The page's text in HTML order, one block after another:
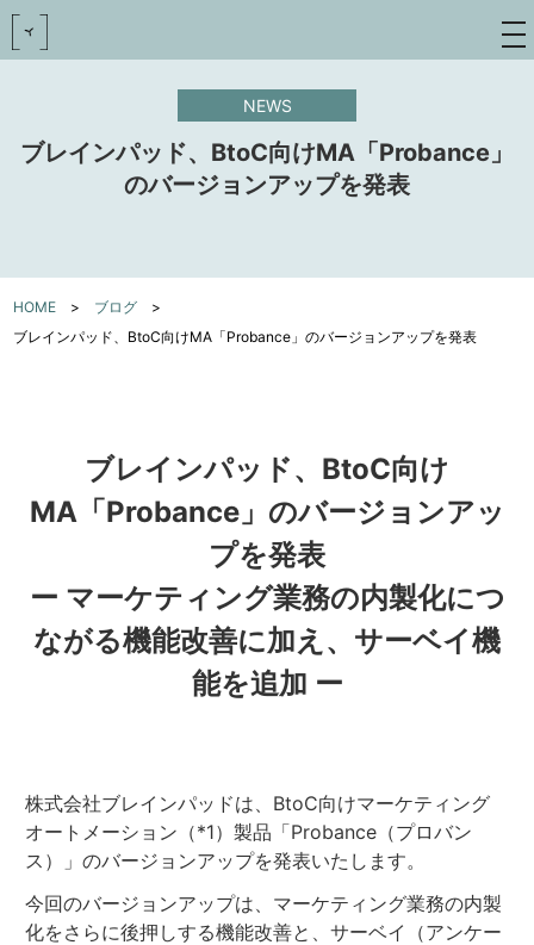
toggle
NEWS
ブレインパッド、BtoC向けMA「Probance」
のバージョンアップを発表
HOME > ブログ >
ブレインパッド、BtoC向けMA「Probance」のバージョンアップを発表
ブレインパッド、BtoC向け
MA「Probance」のバージョンアッ
プを発表
ー マーケティング業務の内製化につ
ながる機能改善に加え、サーベイ機
能を追加 ー
株式会社ブレインパッドは、BtoC向けマーケティング
オートメーション（*1）製品「Probance（プロバン
ス）」のバージョンアップを発表いたします。
今回のバージョンアップは、マーケティング業務の内製
化をさらに後押しする機能改善と、サーベイ（アンケー